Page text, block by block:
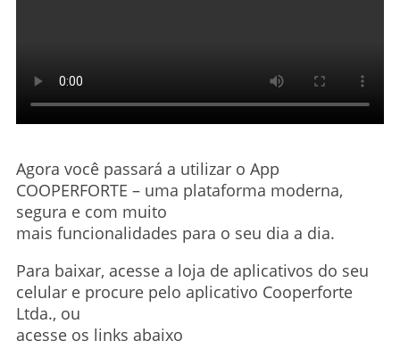
Agora você passará a utilizar o App
COOPERFORTE – uma plataforma moderna,
segura e com muito
mais funcionalidades para o seu dia a dia.
Para baixar, acesse a loja de aplicativos do seu
celular e procure pelo aplicativo Cooperforte
Ltda., ou
acesse os links abaixo